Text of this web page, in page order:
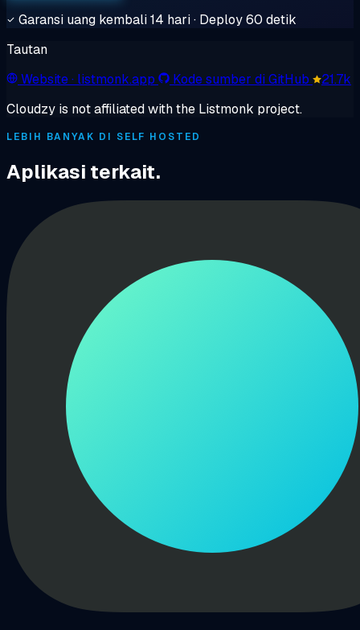
Garansi uang kembali 14 hari · Deploy 60 detik
Tautan
Website· listmonk.app Kode sumber di GitHub
21.7k
Cloudzy is not affiliated with the Listmonk project.
LEBIH BANYAK DI SELF HOSTED
Aplikasi terkait.